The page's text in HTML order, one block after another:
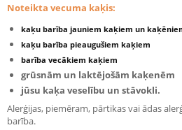
Noteikta vecuma kaķis:
kaķu barība jauniem kaķiem un
kaķu barība pieaugušiem kaķiem
barība vecākiem kaķiem
grūsnām un laktējošām kaķenēm
jūsu kaķa veselību un stāvokli.
Alerģijas, piemēram, pārtikas vai ādas
barība.